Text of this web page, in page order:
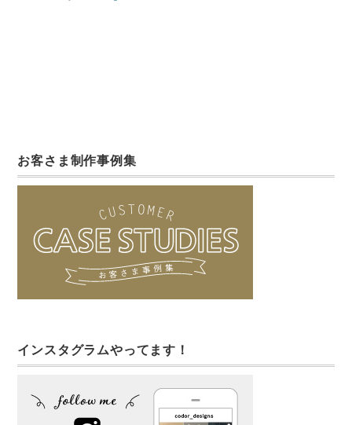
お客さま制作事例集
インスタグラムやってます！